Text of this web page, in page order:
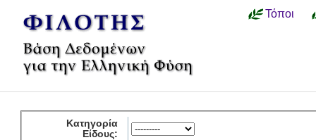
Τόποι
Κατηγορία
Είδους: